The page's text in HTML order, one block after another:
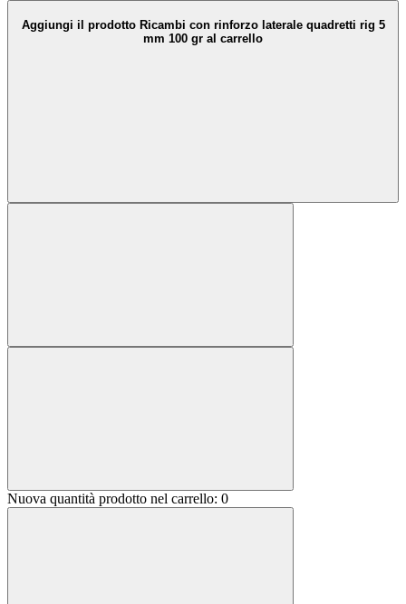
Aggiungi il prodotto Ricambi con rinforzo laterale quadretti rig 5
mm 100 gr al carrello
Nuova quantità prodotto nel carrello: 0